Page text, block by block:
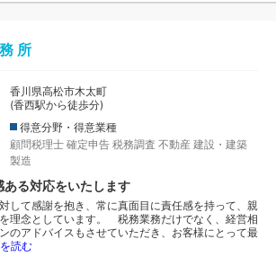
所
香川県高松市木太町
(香西駅から徒歩分)
得意分野・得意業種
顧問税理士 確定申告 税務調査 不動産 建設・建築
製造
る対応をいたします
して感謝を抱き、常に真面目に責任感を持って、親
理念としています。 税務業務だけでなく、経営相
のアドバイスもさせていただき、お客様にとって最
読む